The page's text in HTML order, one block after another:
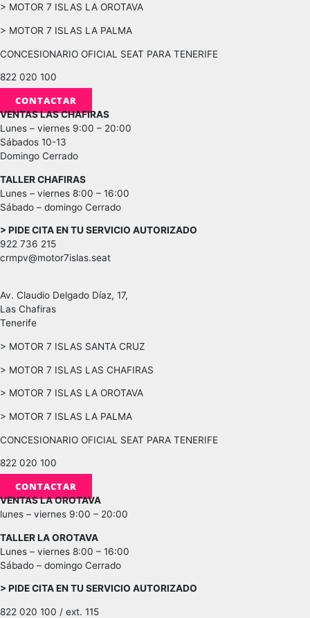
> MOTOR 7 ISLAS LA OROTAVA
> MOTOR 7 ISLAS LA PALMA
CONCESIONARIO OFICIAL SEAT PARA TENERIFE
822 020 100
CONTACTAR
VENTAS LAS CHAFIRAS
Lunes – viernes 9:00 – 20:00
Sábados 10-13
Domingo Cerrado
TALLER CHAFIRAS
Lunes – viernes 8:00 – 16:00
Sábado – domingo Cerrado
> PIDE CITA EN TU SERVICIO AUTORIZADO
922 736 215
crmpv@motor7islas.seat
Av. Claudio Delgado Díaz, 17,
Las Chafiras
Tenerife
> MOTOR 7 ISLAS SANTA CRUZ
> MOTOR 7 ISLAS LAS CHAFIRAS
> MOTOR 7 ISLAS LA OROTAVA
> MOTOR 7 ISLAS LA PALMA
CONCESIONARIO OFICIAL SEAT PARA TENERIFE
822 020 100
CONTACTAR
VENTAS LA OROTAVA
lunes – viernes 9:00 – 20:00
TALLER LA OROTAVA
Lunes – viernes 8:00 – 16:00
Sábado – domingo Cerrado
> PIDE CITA EN TU SERVICIO AUTORIZADO
822 020 100 / ext. 115